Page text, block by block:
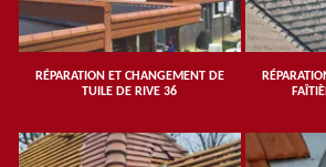
RÉPARATION ET CHANGEMENT DE
TUILE DE RIVE 36